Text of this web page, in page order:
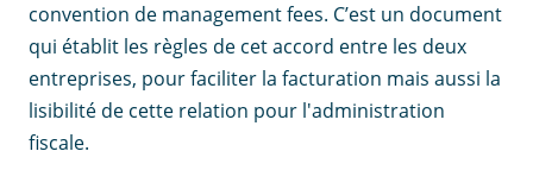
convention de management fees. C’est un document
qui établit les règles de cet accord entre les deux
entreprises, pour faciliter la facturation mais aussi la
lisibilité de cette relation pour l'administration
fiscale.